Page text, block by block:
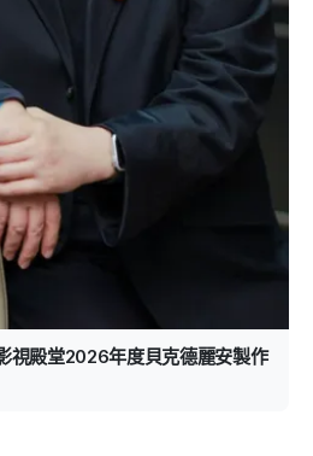
視殿堂2026年度貝克德麗安製作